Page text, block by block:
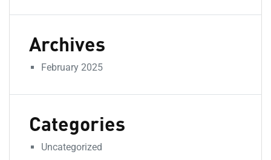
Archives
February 2025
Categories
Uncategorized